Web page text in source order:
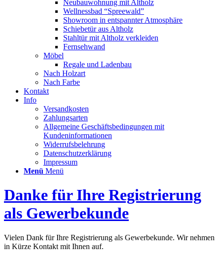
Neubauwohnung mit Altholz
Wellnessbad “Spreewald”
Showroom in entspannter Atmosphäre
Schiebetür aus Altholz
Stahltür mit Altholz verkleiden
Fernsehwand
Möbel
Regale und Ladenbau
Nach Holzart
Nach Farbe
Kontakt
Info
Versandkosten
Zahlungsarten
Allgemeine Geschäftsbedingungen mit
Kundeninformationen
Widerrufsbelehrung
Datenschutzerklärung
Impressum
Menü Menü
Danke für Ihre Registrierung
als Gewerbekunde
Vielen Dank für Ihre Registrierung als Gewerbekunde. Wir nehmen
in Kürze Kontakt mit Ihnen auf.